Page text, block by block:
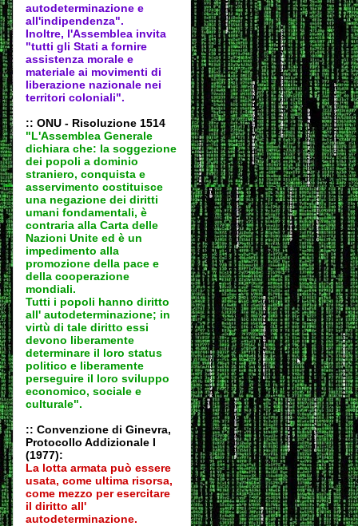
autodeterminazione e
all'indipendenza".
Inoltre, l'Assemblea invita
"tutti gli Stati a fornire
assistenza morale e
materiale ai movimenti di
liberazione nazionale nei
territori coloniali".
:: ONU - Risoluzione 1514
"L'Assemblea Generale
dichiara che: la soggezione
dei popoli a dominio
straniero, conquista e
asservimento costituisce
una negazione dei diritti
umani fondamentali, è
contraria alla Carta delle
Nazioni Unite ed è un
impedimento alla
promozione della pace e
della cooperazione
mondiali.
Tutti i popoli hanno diritto
all' autodeterminazione; in
virtù di tale diritto essi
devono liberamente
determinare il loro status
politico e liberamente
perseguire il loro sviluppo
economico, sociale e
culturale".
:: Convenzione di Ginevra,
Protocollo Addizionale I
(1977):
La lotta armata può essere
usata, come ultima risorsa,
come mezzo per esercitare
il diritto all'
autodeterminazione.